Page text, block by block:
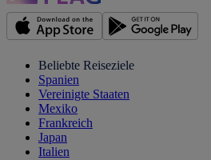
Beliebte Reiseziele
Spanien
Vereinigte Staaten
Mexiko
Frankreich
Japan
Italien